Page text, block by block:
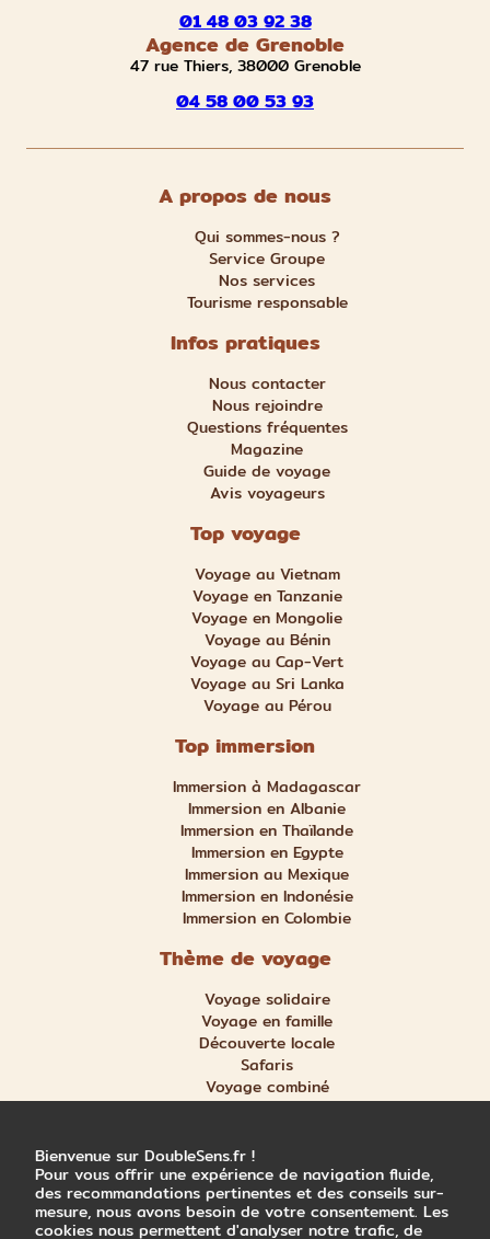
01 48 03 92 38
Agence de Grenoble
47 rue Thiers, 38000 Grenoble
04 58 00 53 93
A propos de nous
Qui sommes-nous ?
Service Groupe
Nos services
Tourisme responsable
Infos pratiques
Nous contacter
Nous rejoindre
Questions fréquentes
Magazine
Guide de voyage
Avis voyageurs
Top voyage
Voyage au Vietnam
Voyage en Tanzanie
Voyage en Mongolie
Voyage au Bénin
Voyage au Cap-Vert
Voyage au Sri Lanka
Voyage au Pérou
Top immersion
Immersion à Madagascar
Immersion en Albanie
Immersion en Thaïlande
Immersion en Egypte
Immersion au Mexique
Immersion en Indonésie
Immersion en Colombie
Thème de voyage
Voyage solidaire
Voyage en famille
Découverte locale
Safaris
Voyage combiné
Nature et aventure
Bienvenue sur DoubleSens.fr !
Pour vous offrir une expérience de navigation fluide,
des recommandations pertinentes et des conseils sur-
mesure, nous avons besoin de votre consentement. Les
cookies nous permettent d'analyser notre trafic, de